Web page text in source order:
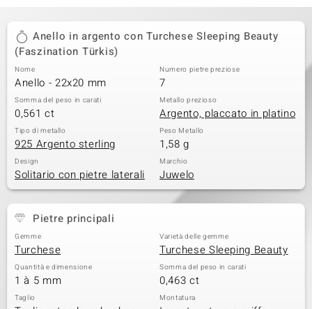
Anello in argento con Turchese Sleeping Beauty
(Faszination Türkis)
Nome
Anello - 22x20 mm
Numero pietre preziose
7
Somma del peso in carati
0,561 ct
Metallo prezioso
Argento, placcato in platino
Tipo di metallo
925 Argento sterling
Peso Metallo
1,58 g
Design
Solitario con pietre laterali
Marchio
Juwelo
Pietre principali
Gemme
Turchese
Varietà delle gemme
Turchese Sleeping Beauty
Quantità e dimensione
1 à 5 mm
Somma del peso in carati
0,463 ct
Taglio Montatura